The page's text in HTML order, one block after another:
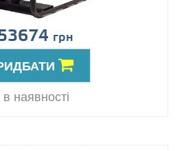
грн
наявності